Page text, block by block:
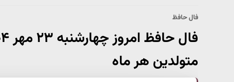
فال حافظ
متولدین هر ماه